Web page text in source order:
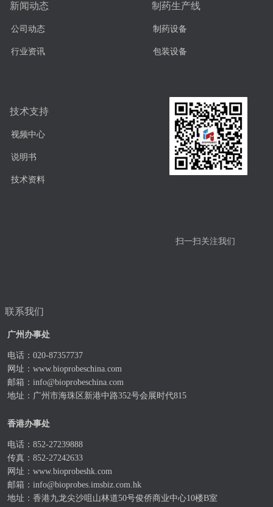
制药生产线
制药设备
包装设备
技术支持
视频中心
说明书
技术资料
新闻动态
公司动态
行业资讯
联系我们
扫一扫关注我们
广州办事处
电话：020-87357737
网址： www.bioprobeschina.com
邮箱： info@bioprobeschina.com
地址：广州市海珠区新港中路352号会展时代815
香港办事处
电话：852-27239888
传真：852-27242633
网址： www.bioprobeshk.com
邮箱： info@bioprobes.imsbiz.com.hk
地址：香港九龙尖沙咀山林道50号俊侨商业中心10楼B室